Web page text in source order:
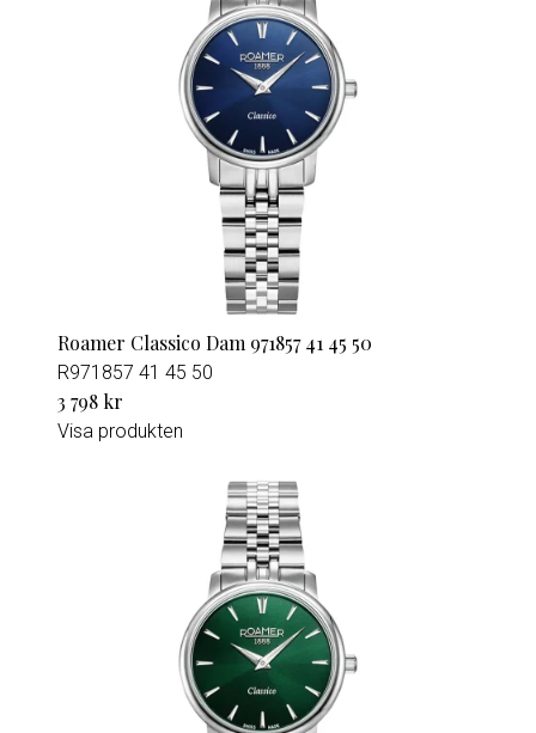
Roamer Classico Dam 971857 41 45 50
R971857 41 45 50
3 798 kr
Visa produkten